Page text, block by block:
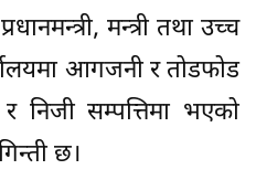
मन्त्री तथा उच्च
आगजनी र तोडफोड
निजी सम्पत्तिमा भएको
छ।